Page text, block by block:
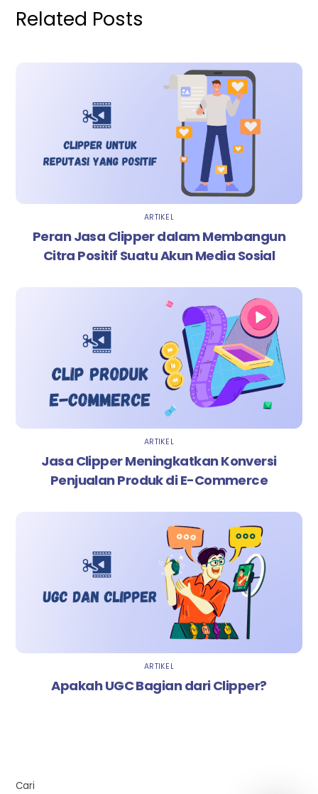
Related Posts
ARTIKEL
Peran Jasa Clipper dalam Membangun
Citra Positif Suatu Akun Media Sosial
ARTIKEL
Jasa Clipper Meningkatkan Konversi
Penjualan Produk di E-Commerce
ARTIKEL
Apakah UGC Bagian dari Clipper?
Cari